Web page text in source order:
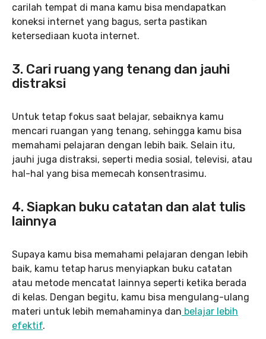
carilah tempat di mana kamu bisa mendapatkan
koneksi internet yang bagus, serta pastikan
ketersediaan kuota internet.
3. Cari ruang yang tenang dan jauhi
distraksi
Untuk tetap fokus saat belajar, sebaiknya kamu
mencari ruangan yang tenang, sehingga kamu bisa
memahami pelajaran dengan lebih baik. Selain itu,
jauhi juga distraksi, seperti media sosial, televisi, atau
hal-hal yang bisa memecah konsentrasimu.
4. Siapkan buku catatan dan alat tulis
lainnya
Supaya kamu bisa memahami pelajaran dengan lebih
baik, kamu tetap harus menyiapkan buku catatan
atau metode mencatat lainnya seperti ketika berada
di kelas. Dengan begitu, kamu bisa mengulang-ulang
materi untuk lebih memahaminya dan belajar lebih
efektif.